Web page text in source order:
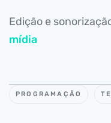
Edição e
mídia
PROGRAMAÇÃO